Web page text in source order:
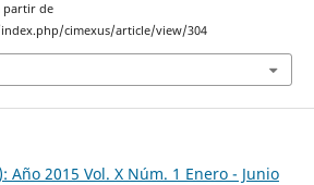
partir de
cimexus/article/view/304
Año 2015 Vol. X Núm. 1 Enero - Junio